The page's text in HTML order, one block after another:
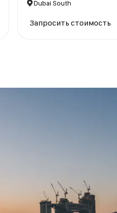
Dubai South
Запросить стоимость